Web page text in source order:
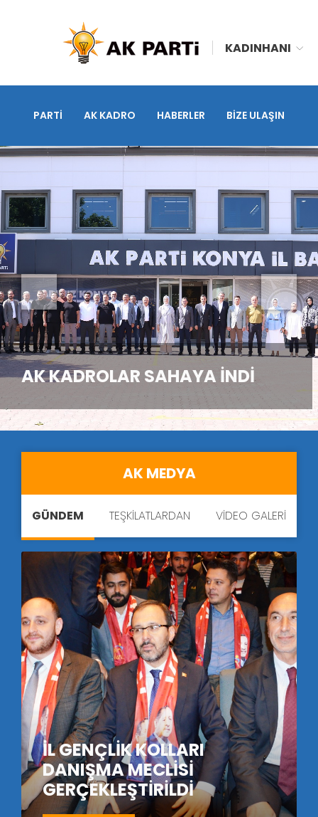
KADINHANI
PARTİ AK KADRO HABERLER BİZE ULAŞIN
AK KADROLAR SAHAYA İNDİ
AK MEDYA
GÜNDEM TEŞKİLATLARDAN VİDEO GALERİ
İL GENÇLİK KOLLARI
DANIŞMA MECLİSİ
GERÇEKLEŞTİRİLDİ